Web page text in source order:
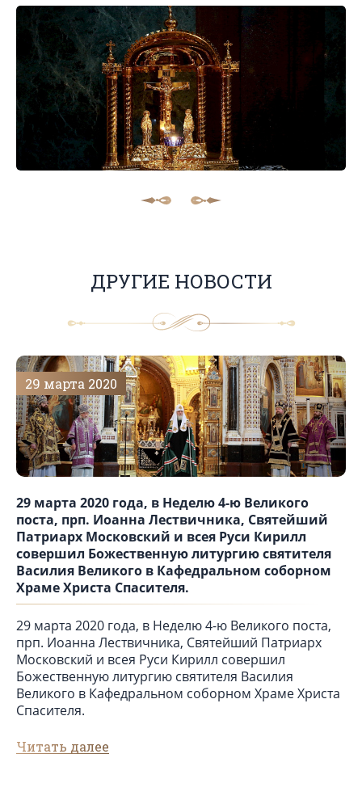
ДРУГИЕ НОВОСТИ
29 марта 2020
29 марта 2020 года, в Неделю 4-ю Великого
поста, прп. Иоанна Лествичника, Святейший
Патриарх Московский и всея Руси Кирилл
совершил Божественную литургию святителя
Василия Великого в Кафедральном соборном
Храме Христа Спасителя.
29 марта 2020 года, в Неделю 4-ю Великого поста,
прп. Иоанна Лествичника, Святейший Патриарх
Московский и всея Руси Кирилл совершил
Божественную литургию святителя Василия
Великого в Кафедральном соборном Храме Христа
Спасителя.
Читать далее